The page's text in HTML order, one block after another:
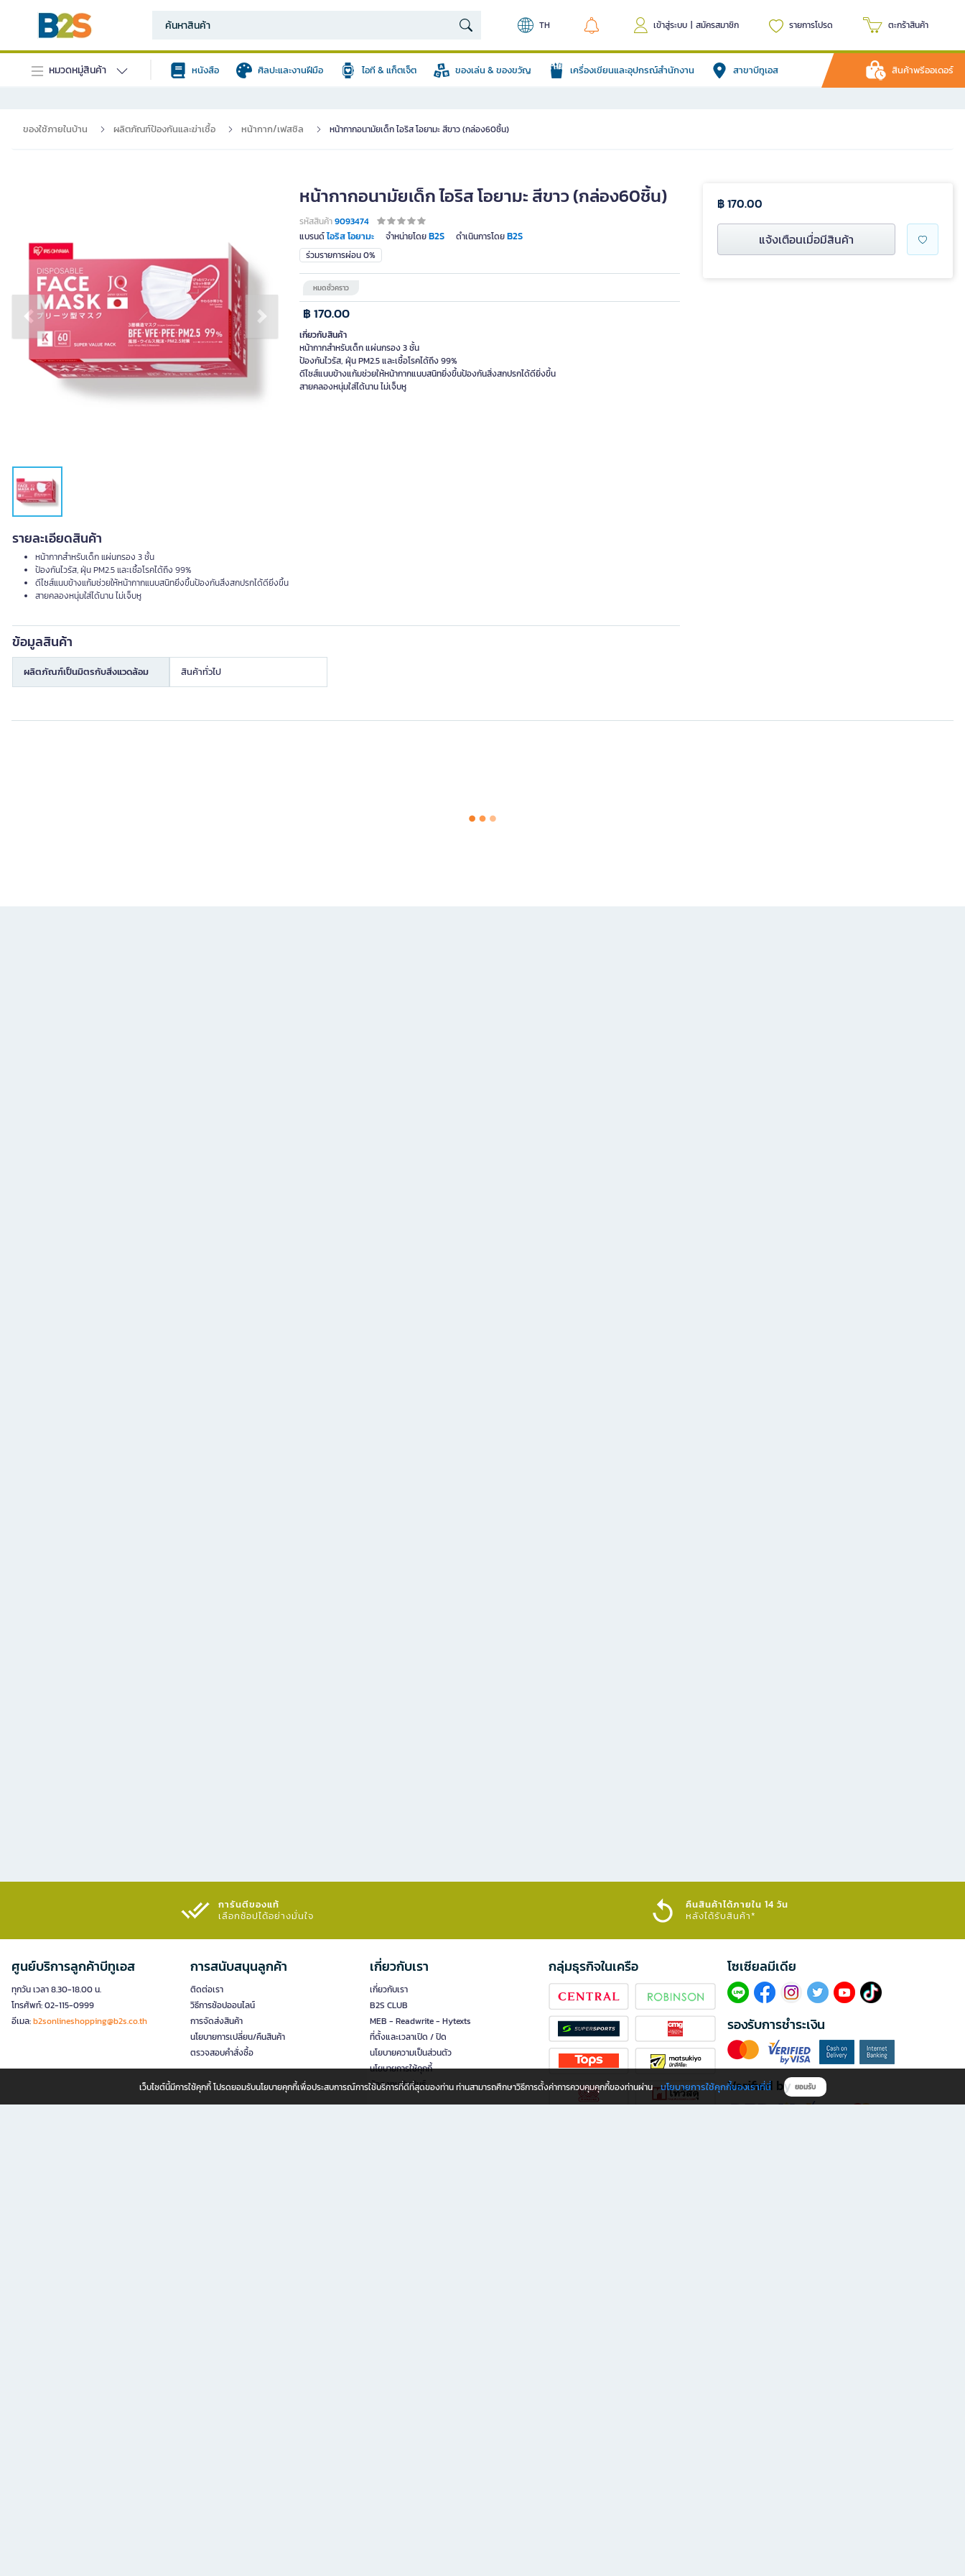
TH เข้าสู่ระบบ | สมัครสมาชิก รายการโปรด ตะกร้าสินค้า
หมวดหมู่สินค้า หนังสือ ศิลปะและงานฝีมือ ไอที & แก็ตเจ็ต ของเล่น & ของขวัญ เครื่องเขียนและอุปกรณ์สำนักงาน สาขาบีทูเอส สินค้าพรีออเดอร์
ของใช้ภายในบ้าน ผลิตภัณฑ์ป้องกันและฆ่าเชื้อ หน้ากาก/เฟสชิล หน้ากากอนามัยเด็ก ไอริส โอยามะ สีขาว (กล่อง60ชิ้น)
Previous slide Next slide
หน้ากากอนามัยเด็ก ไอริส โอยามะ สีขาว (กล่อง60ชิ้น)
รหัสสินค้า9093474
แบรนด์ไอริส โอยามะ จำหน่ายโดยB2S ดำเนินการโดยB2S
ร่วมรายการผ่อน 0%
หมดชั่วคราว
฿ 170.00
เกี่ยวกับสินค้า
หน้ากากสำหรับเด็ก แผ่นกรอง 3 ชั้น
ป้องกันไวรัส, ฝุ่น PM2.5 และเชื้อโรคได้ถึง 99%
ดีไซส์แนบข้างแก้มช่วยให้หน้ากากแนบสนิทยิ่งขึ้นป้องกันสิ่งสกปรกได้ดียิ่งขึ้น
สายคลองหนุ่มใส่ได้นาน ไม่เจ็บหู
รายละเอียดสินค้า
หน้ากากสำหรับเด็ก แผ่นกรอง 3 ชั้น
ป้องกันไวรัส, ฝุ่น PM2.5 และเชื้อโรคได้ถึง 99%
ดีไซส์แนบข้างแก้มช่วยให้หน้ากากแนบสนิทยิ่งขึ้นป้องกันสิ่งสกปรกได้ดียิ่งขึ้น
สายคลองหนุ่มใส่ได้นาน ไม่เจ็บหู
ข้อมูลสินค้า
ผลิตภัณฑ์เป็นมิตรกับสิ่งแวดล้อม สินค้าทั่วไป
฿ 170.00
แจ้งเตือนเมื่อมีสินค้า
การันตีของแท้
เลือกช้อปได้อย่างมั่นใจ​
คืนสินค้าได้ภายใน 14 วัน
หลังได้รับสินค้า*
ศูนย์บริการลูกค้าบีทูเอส
ทุกวัน เวลา 8.30-18.00 น.
โทรศัพท์: 02-115-0999
อีเมล:b2sonlineshopping@b2s.co.th
การสนับสนุนลูกค้า
ติดต่อเรา
วิธีการช้อปออนไลน์
การจัดส่งสินค้า
นโยบายการเปลี่ยน/คืนสินค้า
ตรวจสอบคำสั่งซื้อ
เกี่ยวกับเรา
เกี่ยวกับเรา
B2S CLUB
MEB - Readwrite - Hytexts
ที่ตั้งและเวลาเปิด / ปิด
นโยบายความเป็นส่วนตัว
นโยบายการใช้คุกกี้
นักลงทุนสัมพันธ์
กลุ่มธุรกิจในเครือ โซเซียลมีเดีย​
รองรับการชำระเงิน
Verified by
เว็บไซต์นี้มีการใช้คุกกี้ โปรดยอมรับนโยบายคุกกี้เพื่อประสบการณ์การใช้บริการที่ดีที่สุดของท่าน ท่านสามารถศึกษาวิธีการตั้งค่าการควบคุมคุกกี้ของท่านผ่าน นโยบายการใช้คุกกี้ของเราที่นี่ ยอมรับ